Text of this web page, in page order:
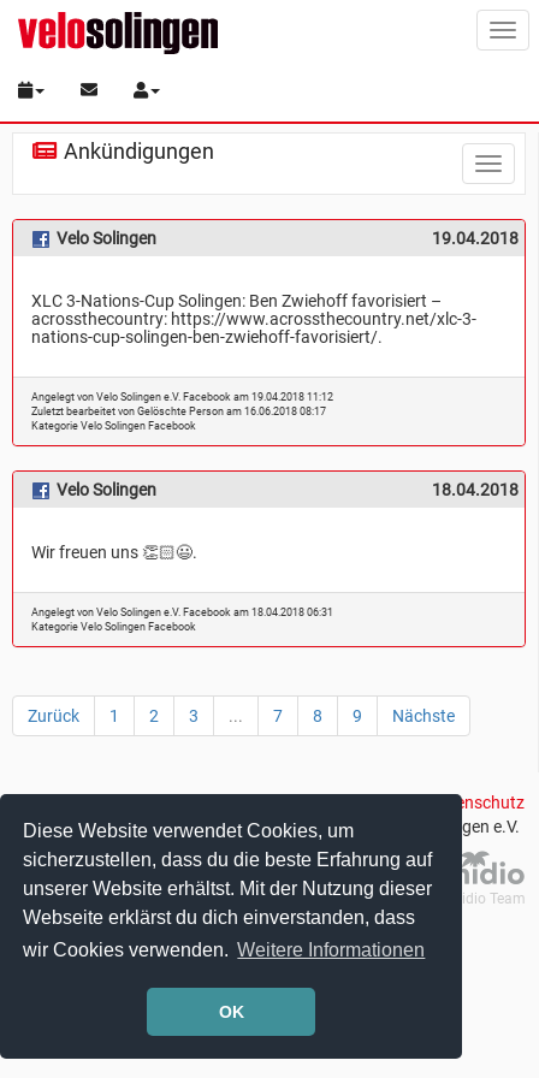
Diese Website verwendet Cookies, um
sicherzustellen, dass du die beste Erfahrung auf
unserer Website erhältst. Mit der Nutzung dieser
Webseite erklärst du dich einverstanden, dass
wir Cookies verwenden. Weitere Informationen
OK
Toggle
Ankündigungen
Velo Solingen 19.04.2018
XLC 3-Nations-Cup Solingen: Ben Zwiehoff favorisiert –
acrossthecountry: https://www.acrossthecountry.net/xlc-3-
nations-cup-solingen-ben-zwiehoff-favorisiert/.
Angelegt von Velo Solingen e.V. Facebook am 19.04.2018 11:12
Zuletzt bearbeitet von Gelöschte Person am 16.06.2018 08:17
Kategorie Velo Solingen Facebook
Velo Solingen 18.04.2018
Wir freuen uns 👏🏻😃.
Angelegt von Velo Solingen e.V. Facebook am 18.04.2018 06:31
Kategorie Velo Solingen Facebook
Zurück 1 2 3 ... 7 8 9 Nächste
Datenschutz
© 2018 Velo Solingen e.V.
© 2004 - 2018 Admidio Team